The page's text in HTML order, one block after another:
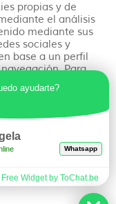
Generales
Privacidad
Cookies
propias y de
el análisis
mediante sus
sociales y
base a un perfil
Para
política de
las cookies
aceptarlas de
o rechazar su
ayudarte?
Whatsapp
Free Widget by ToChat.be